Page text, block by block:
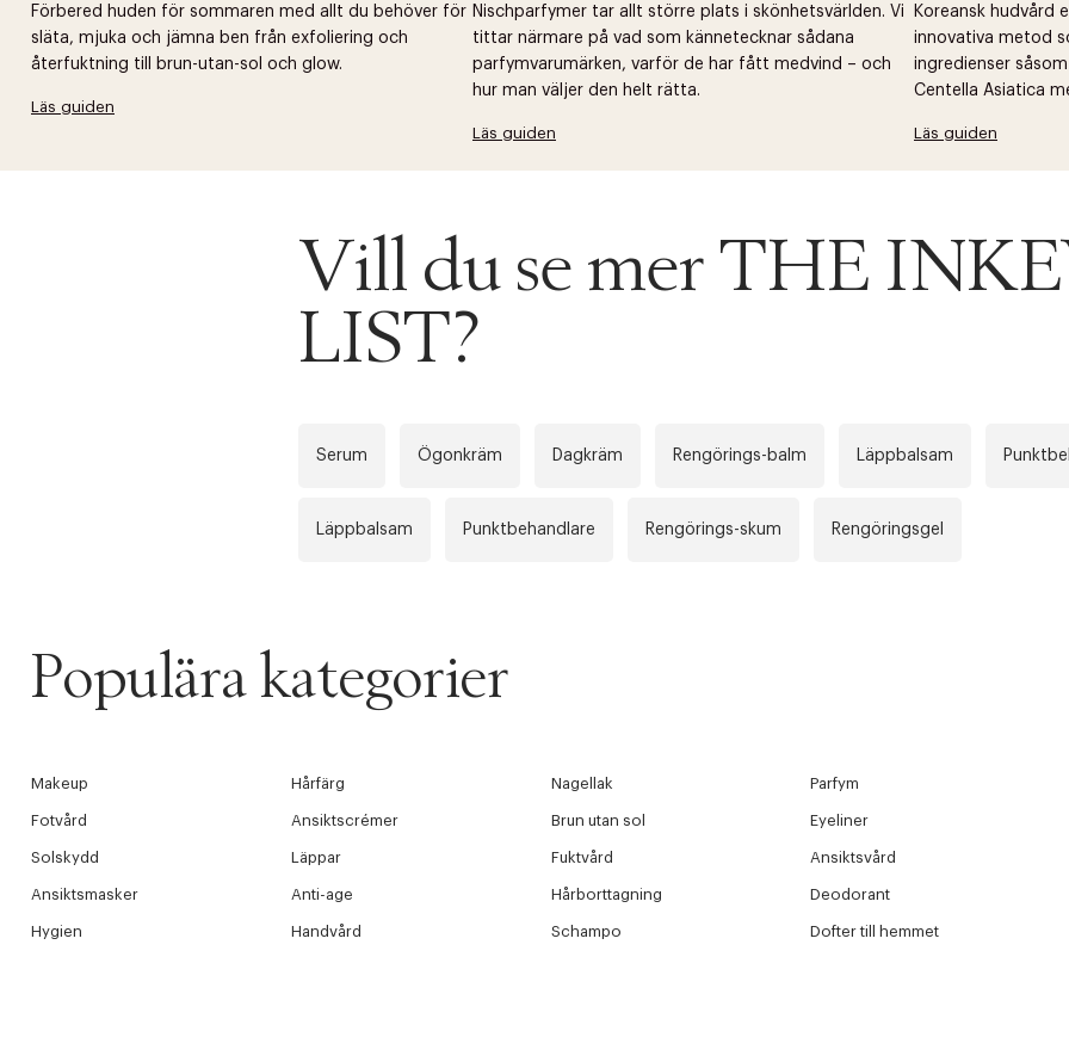
Förbered huden för sommaren med allt du behöver för
släta, mjuka och jämna ben från exfoliering och
återfuktning till brun-utan-sol och glow.
Läs guiden
Nischparfymer tar allt större plats i skönhetsvärlden. Vi
tittar närmare på vad som kännetecknar sådana
parfymvarumärken, varför de har fått medvind – och
hur man väljer den helt rätta.
Läs guiden
Koreansk hudvård
innovativa metod
ingredienser
Centella Asiatica
Läs guiden
Vill du se mer THE
LIST?
Serum Ögonkräm Dagkräm Rengörings-balm Läppbalsam
Läppbalsam Punktbehandlare Rengörings-skum Rengöringsgel
Populära kategorier
Makeup Hårfärg Nagellak Parfym
Fotvård Ansiktscrémer Brun utan sol Eyeliner
Solskydd Läppar Fuktvård Ansiktsvård
Ansiktsmasker Anti-age Hårborttagning Deodorant
Hygien Handvård Schampo Dofter till hemmet